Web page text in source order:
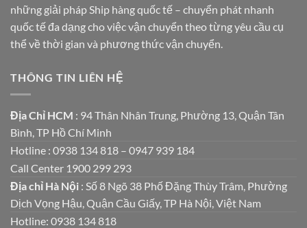
những giải pháp Ship hàng quốc tế – chuyển phát nhanh
quốc tế đa dạng cho việc vận chuyển theo từng yêu cầu cụ
thể về thời gian và phương thức vận chuyển.
THÔNG TIN LIÊN HỆ
Địa Chỉ HCM : 94 Thân Nhân Trung, Phường 13, Quận Tân
Bình, TP Hồ Chí Minh
Hotline : 0938 134 818 – 0947 939 184
Call Center 1900 299 293
Địa chỉ Hà Nội : Số 8 Ngõ 38 Phố Đặng Thùy Trâm, Phường
Dịch Vọng Hậu, Quận Cầu Giấy, TP Hà Nội, Việt Nam
Hotline: 0938 134 818